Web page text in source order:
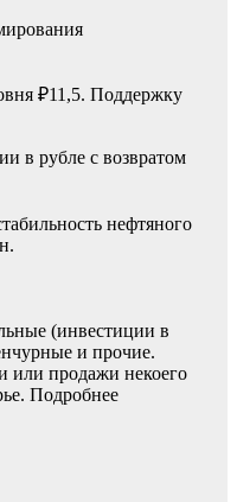
₽11,5. Поддержку
в рубле с возвратом
нефтяного
(инвестиции в
и прочие.
или продажи некоего
Подробнее